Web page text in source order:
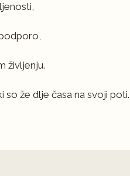
življenju.
že dlje časa na svoji poti.